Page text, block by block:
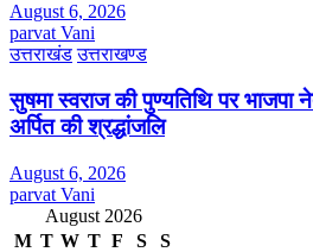
August 6, 2026
parvat Vani
उत्तराखंड उत्तराखण्ड
सुषमा स्वराज की पुण्यतिथि पर भाजपा
अर्पित की श्रद्धांजलि
August 6, 2026
parvat Vani
August 2026
M T W T F S
S